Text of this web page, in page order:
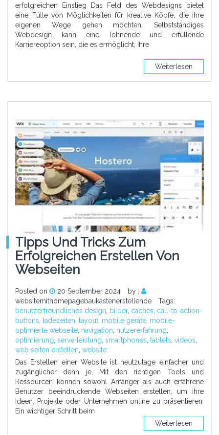
erfolgreichen Einstieg Das Feld des Webdesigns bietet
eine Fülle von Möglichkeiten für kreative Köpfe, die ihre
eigenen Wege gehen möchten. Selbstständiges
Webdesign kann eine lohnende und erfüllende
Karriereoption sein, die es ermöglicht, Ihre
Weiterlesen
Tipps Und Tricks Zum
Erfolgreichen Erstellen Von
Webseiten
Posted on 20 September 2024
by :
websitemithomepagebaukastenerstellende
Tags:
benutzerfreundliches design
bilder, caches call-to-action-
buttons
ladezeiten layout mobile geräte mobile-
optimierte webseite navigation nutzererfahrung
optimierung serverleistung smartphones tablets videos
web seiten erstellen website
Das Erstellen einer Website ist heutzutage einfacher und
zugänglicher denn je. Mit den richtigen Tools und
Ressourcen können sowohl Anfänger als auch erfahrene
Benutzer beeindruckende Webseiten erstellen, um ihre
Ideen, Projekte oder Unternehmen online zu präsentieren.
Ein wichtiger Schritt beim
Weiterlesen